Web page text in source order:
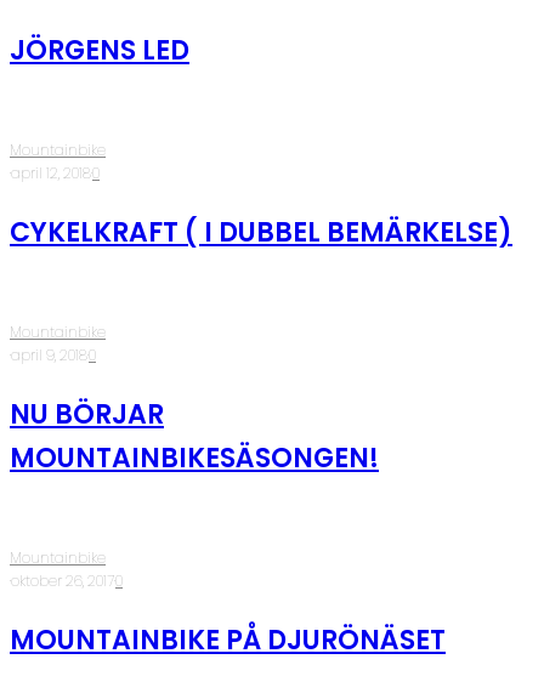
JÖRGENS LED
Mountainbike
·april 12, 2018·0
CYKELKRAFT ( I DUBBEL BEMÄRKELSE)
Mountainbike
·april 9, 2018·0
NU BÖRJAR
MOUNTAINBIKESÄSONGEN!
Mountainbike
·oktober 26, 2017·0
MOUNTAINBIKE PÅ DJURÖNÄSET